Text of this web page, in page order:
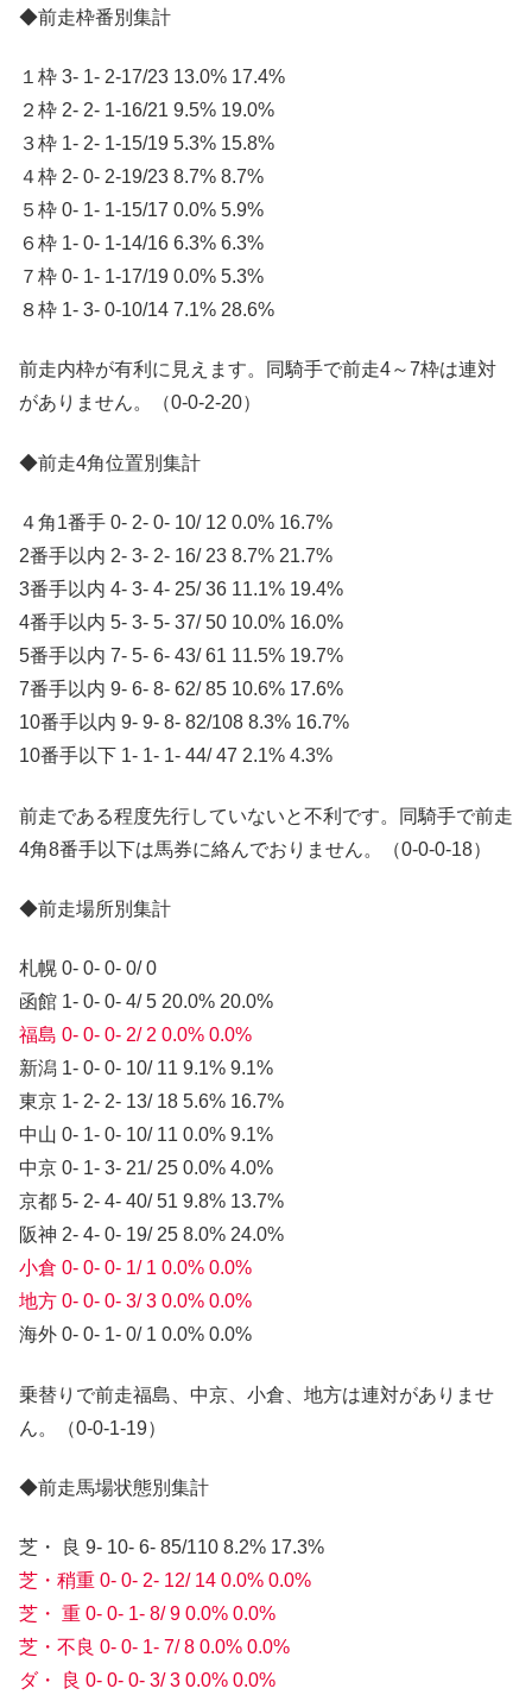
◆前走枠番別集計
１枠 3- 1- 2-17/23 13.0% 17.4%
２枠 2- 2- 1-16/21 9.5% 19.0%
３枠 1- 2- 1-15/19 5.3% 15.8%
４枠 2- 0- 2-19/23 8.7% 8.7%
５枠 0- 1- 1-15/17 0.0% 5.9%
６枠 1- 0- 1-14/16 6.3% 6.3%
７枠 0- 1- 1-17/19 0.0% 5.3%
８枠 1- 3- 0-10/14 7.1% 28.6%
前走内枠が有利に見えます。同騎手で前走4～7枠は連対
がありません。（0-0-2-20）
◆前走4角位置別集計
４角1番手 0- 2- 0- 10/ 12 0.0% 16.7%
2番手以内 2- 3- 2- 16/ 23 8.7% 21.7%
3番手以内 4- 3- 4- 25/ 36 11.1% 19.4%
4番手以内 5- 3- 5- 37/ 50 10.0% 16.0%
5番手以内 7- 5- 6- 43/ 61 11.5% 19.7%
7番手以内 9- 6- 8- 62/ 85 10.6% 17.6%
10番手以内 9- 9- 8- 82/108 8.3% 16.7%
10番手以下 1- 1- 1- 44/ 47 2.1% 4.3%
前走である程度先行していないと不利です。同騎手で前走
4角8番手以下は馬券に絡んでおりません。（0-0-0-18）
◆前走場所別集計
札幌 0- 0- 0- 0/ 0
函館 1- 0- 0- 4/ 5 20.0% 20.0%
福島 0- 0- 0- 2/ 2 0.0% 0.0%
新潟 1- 0- 0- 10/ 11 9.1% 9.1%
東京 1- 2- 2- 13/ 18 5.6% 16.7%
中山 0- 1- 0- 10/ 11 0.0% 9.1%
中京 0- 1- 3- 21/ 25 0.0% 4.0%
京都 5- 2- 4- 40/ 51 9.8% 13.7%
阪神 2- 4- 0- 19/ 25 8.0% 24.0%
小倉 0- 0- 0- 1/ 1 0.0% 0.0%
地方 0- 0- 0- 3/ 3 0.0% 0.0%
海外 0- 0- 1- 0/ 1 0.0% 0.0%
乗替りで前走福島、中京、小倉、地方は連対がありませ
ん。（0-0-1-19）
◆前走馬場状態別集計
芝・ 良 9- 10- 6- 85/110 8.2% 17.3%
芝・稍重 0- 0- 2- 12/ 14 0.0% 0.0%
芝・ 重 0- 0- 1- 8/ 9 0.0% 0.0%
芝・不良 0- 0- 1- 7/ 8 0.0% 0.0%
ダ・ 良 0- 0- 0- 3/ 3 0.0% 0.0%